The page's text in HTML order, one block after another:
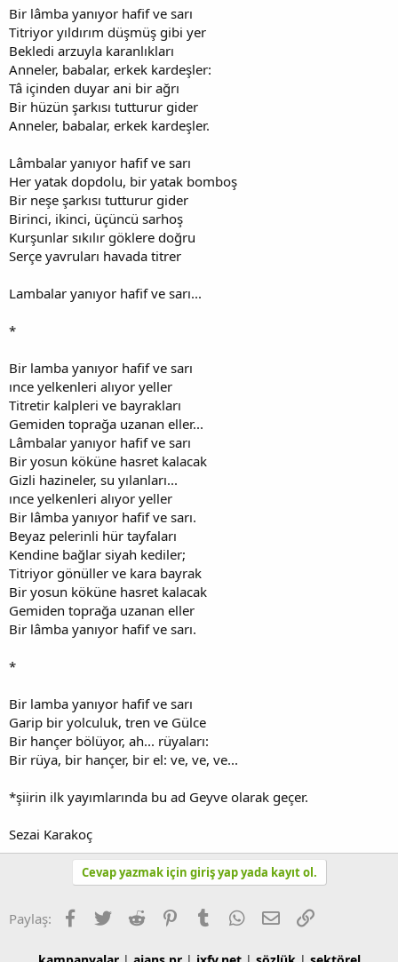
Bir lâmba yanıyor hafif ve sarı
Titriyor yıldırım düşmüş gibi yer
Bekledi arzuyla karanlıkları
Anneler, babalar, erkek kardeşler:
Tâ içinden duyar ani bir ağrı
Bir hüzün şarkısı tutturur gider
Anneler, babalar, erkek kardeşler.
Lâmbalar yanıyor hafif ve sarı
Her yatak dopdolu, bir yatak bomboş
Bir neşe şarkısı tutturur gider
Birinci, ikinci, üçüncü sarhoş
Kurşunlar sıkılır göklere doğru
Serçe yavruları havada titrer
Lambalar yanıyor hafif ve sarı...
*
Bir lamba yanıyor hafif ve sarı
ınce yelkenleri alıyor yeller
Titretir kalpleri ve bayrakları
Gemiden toprağa uzanan eller...
Lâmbalar yanıyor hafif ve sarı
Bir yosun köküne hasret kalacak
Gizli hazineler, su yılanları...
ınce yelkenleri alıyor yeller
Bir lâmba yanıyor hafif ve sarı.
Beyaz pelerinli hür tayfaları
Kendine bağlar siyah kediler;
Titriyor gönüller ve kara bayrak
Bir yosun köküne hasret kalacak
Gemiden toprağa uzanan eller
Bir lâmba yanıyor hafif ve sarı.
*
Bir lamba yanıyor hafif ve sarı
Garip bir yolculuk, tren ve Gülce
Bir hançer bölüyor, ah... rüyaları:
Bir rüya, bir hançer, bir el: ve, ve, ve...
*şiirin ilk yayımlarında bu ad Geyve olarak geçer.
Sezai Karakoç
Cevap yazmak için giriş yap yada kayıt ol.
Paylaş: Facebook
TwitterReddit PinterestTumblrWhatsApp
E-postaLink